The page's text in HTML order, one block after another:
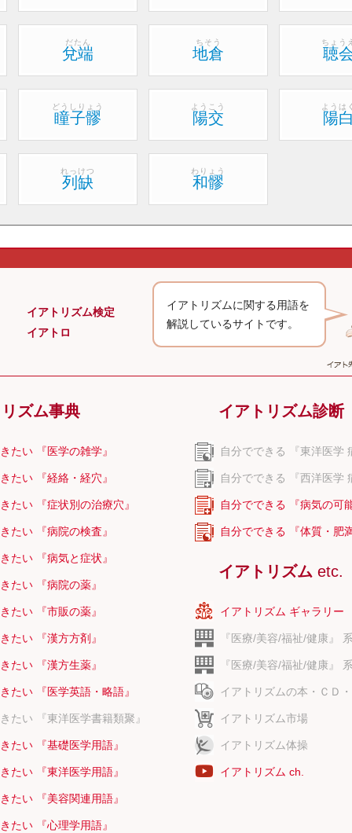
兌端
だたん
地倉
ちそう
聴
ちょう
瞳子髎
どうしりょう
陽交
ようこう
陽
ようは
列缺
れっけつ
和髎
わりょう
イアトリズム検定
イアトロ
イアトリズムに関する用語を
解説しているサイトです。
ズム事典
たい 『医学の雑学』
たい 『経絡・経穴』
たい 『症状別の治療穴』
たい 『病院の検査』
たい 『病気と症状』
たい 『病院の薬』
たい 『市販の薬』
たい 『漢方方剤』
たい 『漢方生薬』
たい 『医学英語・略語』
たい 『東洋医学書籍類聚』
たい 『基礎医学用語』
たい 『東洋医学用語』
たい 『美容関連用語』
たい 『心理学用語』
イアトリズム診断
自分でできる 『東洋医学
自分でできる 『西洋医学
自分でできる 『病気の可
自分でできる 『体質・肥
イアトリズム etc.
イアトリズム ギャラリー
『医療/美容/福祉/健康』
『医療/美容/福祉/健康』
イアトリズムの本・ＣＤ
イアトリズム市場
イアトリズム体操
イアトリズム ch.